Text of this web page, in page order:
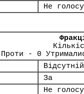
Не
- 0
Відсутній
За
Не